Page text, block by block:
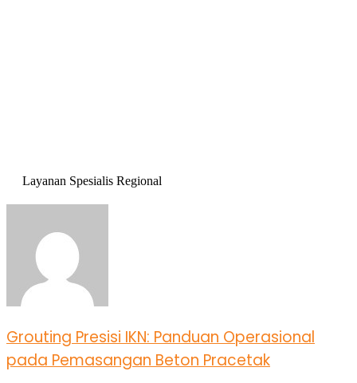
Layanan Spesialis Regional
Grouting Presisi IKN: Panduan Operasional
pada Pemasangan Beton Pracetak